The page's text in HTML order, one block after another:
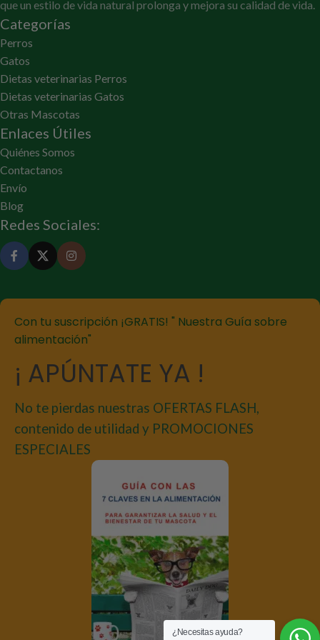
que un estilo de vida natural prolonga y mejora su calidad de vida.
Categorías
Perros
Gatos
Dietas veterinarias Perros
Dietas veterinarias Gatos
Otras Mascotas
Enlaces Útiles
Quiénes Somos
Contactanos
Envío
Blog
Redes Sociales:
Con tu suscripción ¡GRATIS! " Nuestra Guía sobre
alimentación"
¡ APÚNTATE YA !
No te pierdas nuestras OFERTAS FLASH,
contenido de utilidad y PROMOCIONES
ESPECIALES
¿Necesitas ayuda?